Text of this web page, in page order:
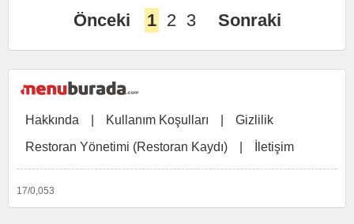
Önceki 1 2 3 Sonraki
Hakkında Kullanım Koşulları
Gizlilik
Restoran Yönetimi (Restoran Kaydı)
İletişim
17/0,053